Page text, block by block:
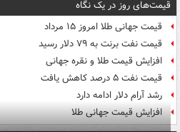
قیمت‌های روز در یک نگاه
قیمت جهانی طلا امروز ۱۵ مرداد
قیمت نفت برنت به ۷۹ دلار رسید
افزایش قیمت طلا و نقره جهانی
قیمت نفت ۵ درصد کاهش یافت
رشد آرام دلار ادامه دارد
افزایش قیمت جهانی طلا